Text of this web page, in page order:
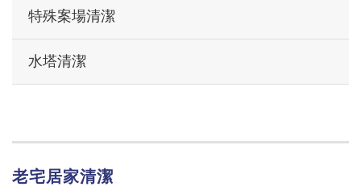
特殊案場清潔
水塔清潔
老宅居家清潔